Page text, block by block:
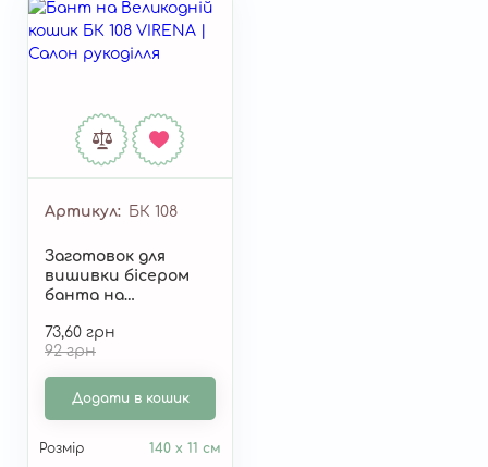
Артикул БК 108
Заготовок для
вишивки бісером
банта на
БК 108
73,60 грн
92 грн
Додати в кошик
Розмір
140 х 11 см